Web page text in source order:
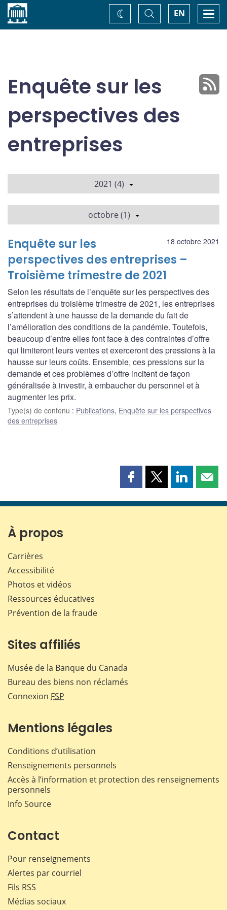
Accueil EN
Basculer
la
recherche
Changez
de
Enquête sur les
perspectives des
entreprises
2021 (4)
octobre (1)
18 octobre 2021
Enquête sur les
perspectives des entreprises –
Troisième trimestre de 2021
Selon les résultats de l’enquête sur les perspectives des
entreprises du troisième trimestre de 2021, les entreprises
s’attendent à une hausse de la demande du fait de
l’amélioration des conditions de la pandémie. Toutefois,
beaucoup d’entre elles font face à des contraintes d’offre
qui limiteront leurs ventes et exerceront des pressions à la
hausse sur leurs coûts. Ensemble, ces pressions sur la
demande et ces problèmes d’offre incitent de façon
généralisée à investir, à embaucher du personnel et à
augmenter les prix.
Type(s) de contenu : Publications, Enquête sur les perspectives
des entreprises
Partager
page
Partager
page
Partager
page page
À propos
Carrières
Accessibilité
Photos et vidéos
Ressources éducatives
Prévention de la fraude
Sites affiliés
Musée de la Banque du Canada
Bureau des biens non réclamés
Connexion FSP
Mentions légales
Conditions d’utilisation
Renseignements personnels
Accès à l’information et protection des renseignements
personnels
Info Source
Contact
Pour renseignements
Alertes par courriel
Fils RSS
Médias sociaux